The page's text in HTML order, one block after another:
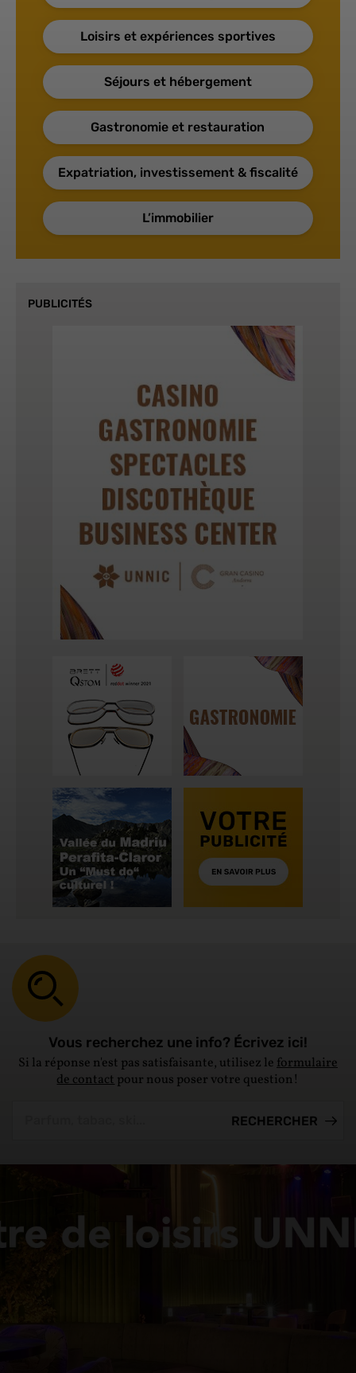
Loisirs et expériences sportives
Séjours et hébergement
Gastronomie et restauration
Expatriation, investissement & fiscalité
L’immobilier
PUBLICITÉS
Vous recherchez une info? Écrivez ici!
Si la réponse n'est pas satisfaisante, utilisez leformulaire
de contactpour nous poser votre question!